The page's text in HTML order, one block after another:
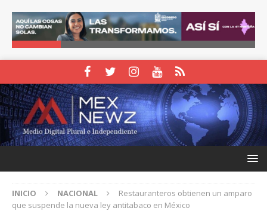
INICIO NACIONAL
Restauranteros obtienen un amparo
que suspende la nueva ley antitabaco en México